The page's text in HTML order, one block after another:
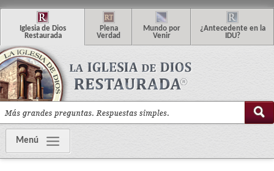
glesia de Dios
Restaurada
Plena
Verdad
Mundo por
Venir
¿Antecedente en la
IDU?
Menú